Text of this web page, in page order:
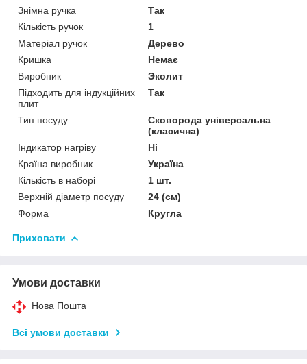
Знімна ручка
Так
Кількість ручок
1
Матеріал ручок
Дерево
Кришка
Немає
Виробник
Эколит
Підходить для індукційних
плит
Так
Тип посуду
Сковорода універсальна
(класична)
Індикатор нагріву
Ні
Країна виробник
Україна
Кількість в наборі
1 шт.
Верхній діаметр посуду
24 (см)
Форма
Кругла
Приховати
Умови доставки
Нова Пошта
Всі умови доставки